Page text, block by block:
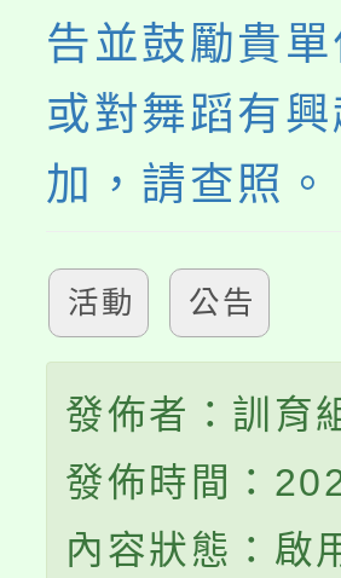
告並鼓勵貴
或對舞蹈有
加，請查照。
活動 公告
發佈者：訓育
發佈時間：
內容狀態：啟